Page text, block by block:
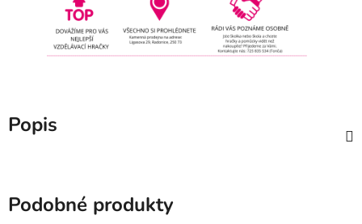
Popis
Podobné produkty